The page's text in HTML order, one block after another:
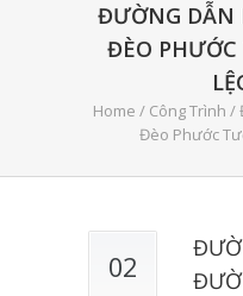
ĐƯỜNG DẪN
ĐÈO PHƯỚC
Home / Công Trình /
Đèo Phước
02